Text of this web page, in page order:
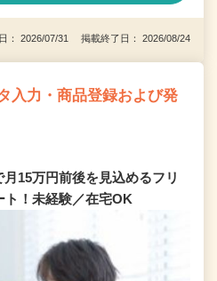
： 2026/07/31 掲載終了日： 2026/08/24
入力・商品登録および発
月15万円前後を見込めるフリ
ト！未経験／在宅OK